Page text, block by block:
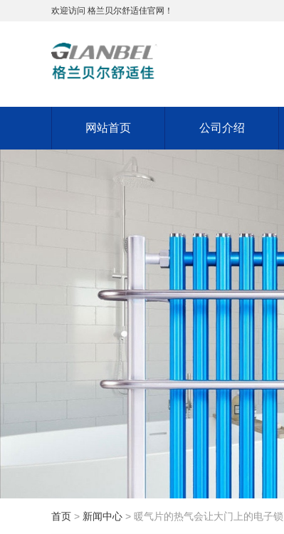
欢迎访问 格兰贝尔舒适佳官网！
网站首页 公司介绍
首页 > 新闻中心 > 暖气片的热气会让大门上的电子锁